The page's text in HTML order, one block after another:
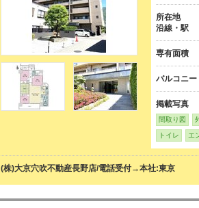
所在地
沿線・駅
専有面積
バルコニー
掲載写真
間取り図
トイレ エ
(株)大京穴吹不動産長野店/電話受付→本社:東京